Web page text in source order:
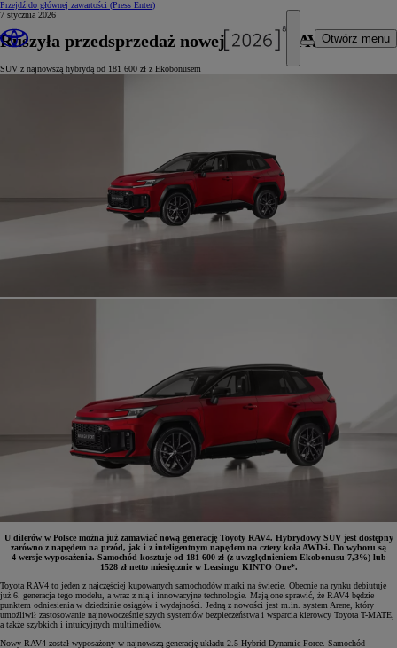
Przejdź do głównej zawartości (Press Enter)
Otwórz menu
7 stycznia 2026
Ruszyła przedsprzedaż nowej Toyoty RAV4
SUV z najnowszą hybrydą od 181 600 zł z Ekobonusem
U dilerów w Polsce można już zamawiać nową generację Toyoty RAV4. Hybrydowy SUV jest dostępny
zarówno z napędem na przód, jak i z inteligentnym napędem na cztery koła AWD-i. Do wyboru są
4 wersje wyposażenia. Samochód kosztuje od 181 600 zł (z uwzględnieniem Ekobonusu 7,3%) lub
1528 zł netto miesięcznie w Leasingu KINTO One*.
Toyota RAV4 to jeden z najczęściej kupowanych samochodów marki na świecie. Obecnie na rynku debiutuje
już 6. generacja tego modelu, a wraz z nią i innowacyjne technologie. Mają one sprawić, że RAV4 będzie
punktem odniesienia w dziedzinie osiągów i wydajności. Jedną z nowości jest m.in. system Arene, który
umożliwił zastosowanie najnowocześniejszych systemów bezpieczeństwa i wsparcia kierowcy Toyota T-MATE,
a także szybkich i intuicyjnych multimediów.
Nowy RAV4 został wyposażony w najnowszą generację układu 2.5 Hybrid Dynamic Force. Samochód